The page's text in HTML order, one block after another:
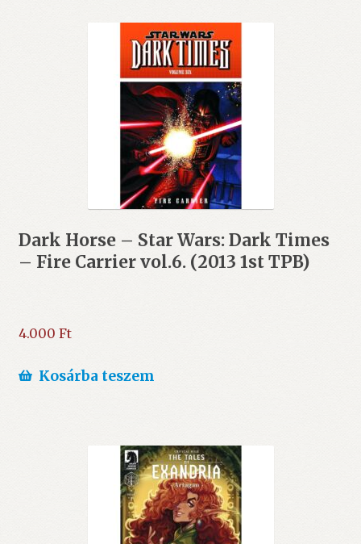
Dark Horse – Star Wars: Dark Times
– Fire Carrier vol.6. (2013 1st TPB)
4.000 Ft
Kosárba teszem